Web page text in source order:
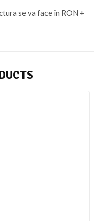
se va face în RON +